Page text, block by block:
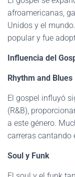
afroamericanas,
Unidos y el
popular y fue
Influencia del
Rhythm and Blues
El gospel influyó
(R&B),
a este género.
carreras cantando
Soul y Funk